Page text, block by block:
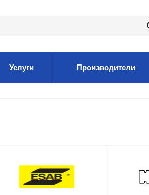
Услуги Производители